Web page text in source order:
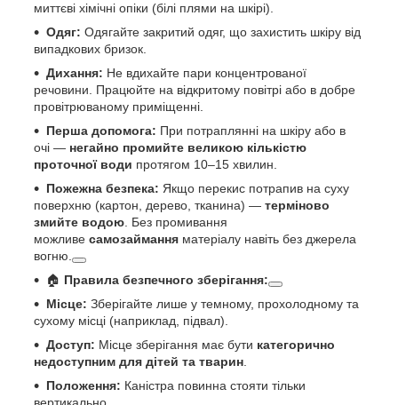
миттєві хімічні опіки (білі плями на шкірі).
Одяг: Одягайте закритий одяг, що захистить шкіру від
випадкових бризок.
Дихання: Не вдихайте пари концентрованої
речовини. Працюйте на відкритому повітрі або в добре
провітрюваному приміщенні.
Перша допомога: При потраплянні на шкіру або в
очі — негайно промийте великою кількістю
проточної води протягом 10–15 хвилин.
Пожежна безпека: Якщо перекис потрапив на суху
поверхню (картон, дерево, тканина) — терміново
змийте водою . Без промивання
можливе самозаймання матеріалу навіть без джерела
вогню.
🏠 Правила безпечного зберігання:
Місце: Зберігайте лише у темному, прохолодному та
сухому місці (наприклад, підвал).
Доступ: Місце зберігання має бути категорично
недоступним для дітей та тварин
Положення: Каністра повинна стояти тільки